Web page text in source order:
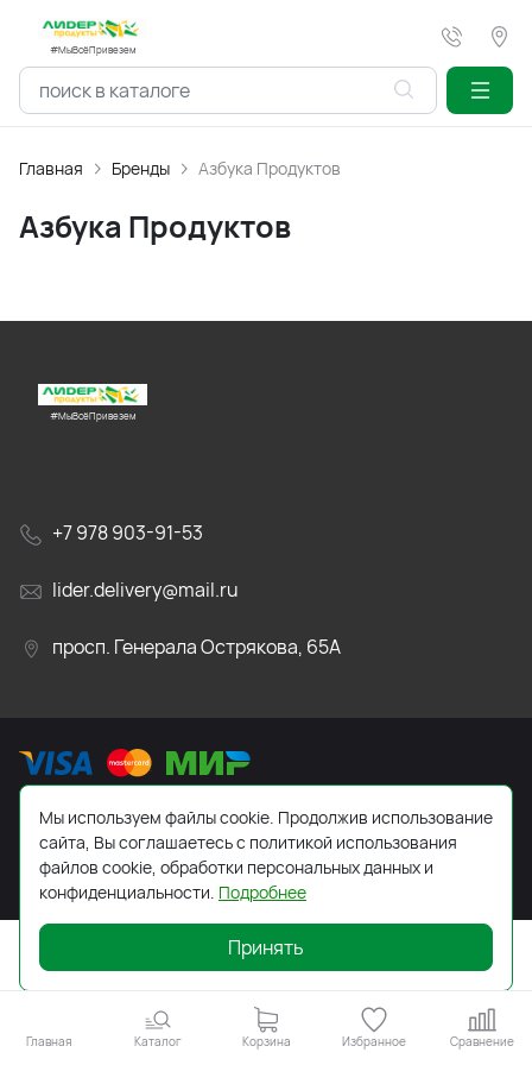
#МыВсёПривезем
Главная Бренды Азбука Продуктов
Азбука Продуктов
#МыВсёПривезем
+7 978 903-91-53
lider.delivery@mail.ru
просп. Генерала Острякова, 65А
2026 © Все права защищены. Работает наReadyScript
Главная Каталог Корзина Избранное Сравнение
Мы используем файлы cookie. Продолжив использование
сайта, Вы соглашаетесь с политикой использования
файлов cookie, обработки персональных данных и
конфиденциальности. Подробнее
Принять